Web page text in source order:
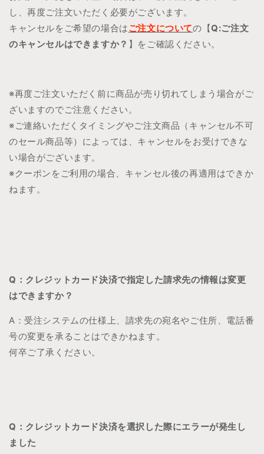
し、再度ご注文いただく必要がございます。
キャンセルをご希望の場合はご注文についての【Q:ご注文
のキャンセルはできますか？ 】をご確認ください。
※再度ご注文いただく前に商品が売り切れてしまう場合がご
ざいますのでご注意ください。
※ご連絡いただくタイミングやご注文商品（キャンセル不可
のセール商品等）によっては、キャンセルをお受けできな
い場合がございます。
※クーポンをご利用の場合、キャンセル後の再適用はできか
ねます。
Q： クレジットカード決済で指定した請求先の情報は変更
はできますか？
A：受注システムの仕様上、請求先の宛名やご住所、電話番
号の変更を承ることはできかねます。
何卒ご了承ください。
Q：クレジットカード決済を選択した際にエラーが発生し
ました